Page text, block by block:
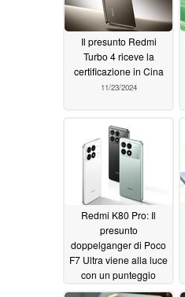
Il presunto Redmi
Turbo 4 riceve la
certificazione in Cina
11/23/2024
Redmi K80 Pro: Il
presunto
doppelganger di Poco
F7 Ultra viene alla luce
con un punteggio
dominante su AnTuTu